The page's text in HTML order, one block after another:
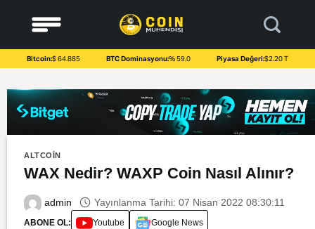
content
Bitcoin:$ 64.885 BTC Dominasyonu:% 59.0 Piyasa Değeri:$2.20 T
ALTCOIN
WAX Nedir? WAXP Coin Nasıl Alınır?
admin Yayınlanma Tarihi: 07 Nisan 2022 08:30:11
ABONE OL: Youtube Google News